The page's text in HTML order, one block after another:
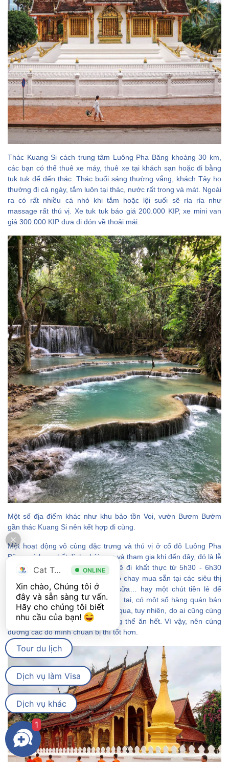
Thác Kuang Si cách trung tâm Luông Pha Băng khoảng 30 km,
các bạn có thể thuê xe máy, thuê xe tại khách sạn hoặc đi bằng
tuk tuk để đến thác. Thác buổi sáng thường vắng, khách Tây họ
thường đi cả ngày, tắm luôn tại thác, nước rất trong và mát. Ngoài
ra có rất nhiều cá nhỏ khi tắm hoặc lội suối sẽ rỉa rỉa như
massage rất thú vị. Xe tuk tuk báo giá 200.000 KIP, xe mini van
giá 300.000 KIP đưa đi đón về thoải mái.
Một số địa điểm khác như khu bảo tồn Voi, vườn Bươm Bướm
gần thác Kuang Si nên kết hợp đi cùng.
Một hoạt động vô cùng đặc trưng và thú vị ở cố đô Luông Pha
Băng mà bạn nhất định phải xem và tham gia khi đến đây, đó là lễ
khất thực. Tại đây, các nhà sư sẽ đi khất thực từ 5h30 - 6h30
sáng. Các bạn có thể chuẩn bị đồ chay mua sẵn tại các siêu thị
như: bánh trái, hoa quả, nước, sữa… hay một chút tiền lẻ để
cúng dường cho các nhà sư. Hiện tại, có một số hàng quán bán
xôi và ghế ngồi đợi các nhà sư đi qua, tuy nhiên, do ai cũng cúng
xôi nên các nhà sư thường không thể ăn hết. Vì vậy, nên cúng
dường các đồ mình chuẩn bị thì tốt hơn.
Cat Tour ONLINE
Xin chào, Chúng tôi ở
đây và sẵn sàng tư vấn.
Hãy cho chúng tôi biết
nhu cầu của bạn!
Tour du lịch
Dịch vụ làm Visa
Dịch vụ khác
1